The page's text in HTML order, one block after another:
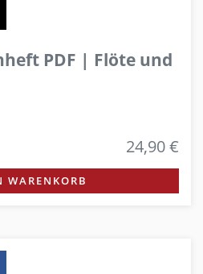
PDF | Flöte und
24,90 €
WARENKORB